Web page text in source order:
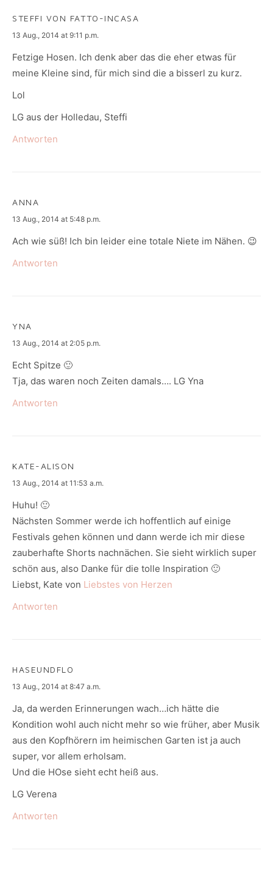
STEFFI VON FATTO-INCASA
says:
13 Aug., 2014 at 9:11 p.m.
Fetzige Hosen. Ich denk aber das die eher etwas für
meine Kleine sind, für mich sind die a bisserl zu kurz.
Lol
LG aus der Holledau, Steffi
Antworten
ANNA
says:
13 Aug., 2014 at 5:48 p.m.
Ach wie süß! Ich bin leider eine totale Niete im Nähen. 😉
Antworten
YNA
says:
13 Aug., 2014 at 2:05 p.m.
Echt Spitze 🙂
Tja, das waren noch Zeiten damals…. LG Yna
Antworten
KATE-ALISON
says:
13 Aug., 2014 at 11:53 a.m.
Huhu! 🙂
Nächsten Sommer werde ich hoffentlich auf einige
Festivals gehen können und dann werde ich mir diese
zauberhafte Shorts nachnächen. Sie sieht wirklich super
schön aus, also Danke für die tolle Inspiration 🙂
Liebst, Kate von Liebstes von Herzen
Antworten
HASEUNDFLO
says:
13 Aug., 2014 at 8:47 a.m.
Ja, da werden Erinnerungen wach…ich hätte die
Kondition wohl auch nicht mehr so wie früher, aber Musik
aus den Kopfhörern im heimischen Garten ist ja auch
super, vor allem erholsam.
Und die HOse sieht echt heiß aus.
LG Verena
Antworten